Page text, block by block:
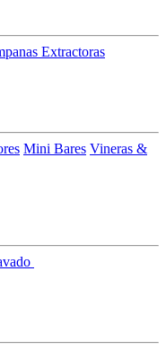
Extractoras
Mini Bares Vineras &